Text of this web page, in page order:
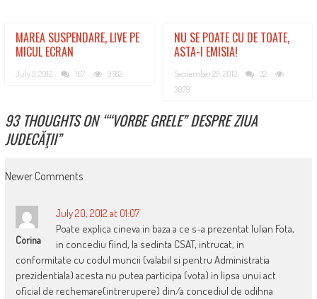
MAREA SUSPENDARE, LIVE PE
MICUL ECRAN
July 5, 2012 167 9382
NU SE POATE CU DE TOATE,
ASTA-I EMISIA!
September 29, 2012
32
3079
93 THOUGHTS ON ““VORBE GRELE” DESPRE ZIUA
JUDECĂŢII”
COMMENT
NAVIGATION
Newer Comments
Corina
July 20, 2012 at 01:07
Poate explica cineva in baza a ce s-a prezentat Iulian Fota,
in concediu fiind, la sedinta CSAT, intrucat, in
conformitate cu codul muncii (valabil si pentru Administratia
prezidentiala) acesta nu putea participa (vota) in lipsa unui act
oficial de rechemare(intrerupere) din/a concediul de odihna